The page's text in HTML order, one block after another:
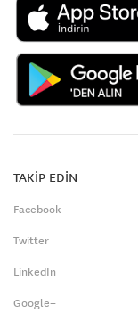
TAKİP EDİN
Facebook
Twitter
LinkedIn
Google+